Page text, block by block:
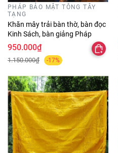
PHÁP BẢO MẬT TÔNG TÂY
TẠNG
Khăn mây trải bàn thờ, bàn đọc
Kinh Sách, bàn giảng Pháp
950.000₫
1.150.000₫ -17%